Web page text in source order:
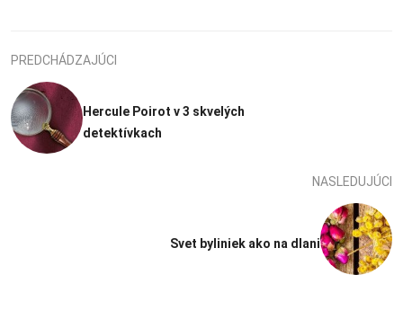
PREDCHÁDZAJÚCI
Hercule Poirot v 3 skvelých
detektívkach
NASLEDUJÚCI
Svet byliniek ako na dlani